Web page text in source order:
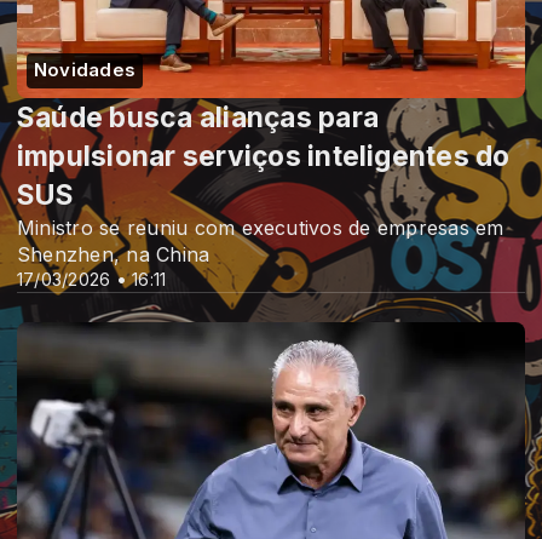
Novidades
17/03/2026 • 16:11
Saúde busca alianças para
impulsionar serviços inteligentes do
SUS
Ministro se reuniu com executivos de empresas em
Shenzhen, na China